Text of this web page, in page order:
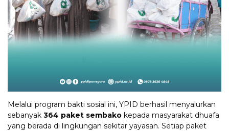
Melalui program bakti sosial ini, YPID berhasil menyalurkan
sebanyak 364 paket sembako kepada masyarakat dhuafa
yang berada di lingkungan sekitar yayasan. Setiap paket